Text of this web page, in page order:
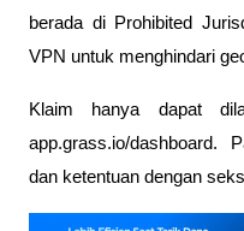
berada di Prohibited
VPN untuk menghindari
Klaim hanya dapat
app.grass.io/dashboard.
dan ketentuan dengan